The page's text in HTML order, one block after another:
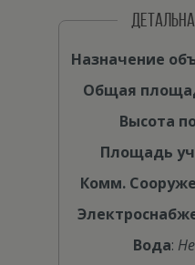
Назначение
Общая
Высота
Площадь
Комм.
Вода: